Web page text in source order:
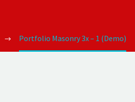
Portfolio Masonry 3x – 1 (Demo)